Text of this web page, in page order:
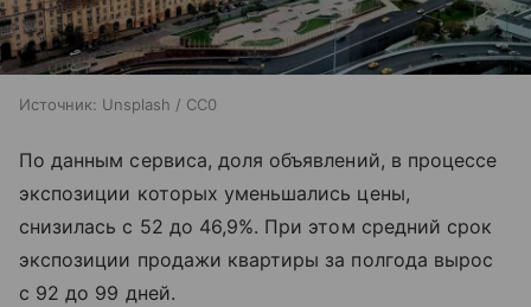
Источник: Unsplash / CC0
По данным сервиса, доля объявлений, в процессе
экспозиции которых уменьшались цены,
снизилась с 52 до 46,9%. При этом средний срок
экспозиции продажи квартиры за полгода вырос
с 92 до 99 дней.